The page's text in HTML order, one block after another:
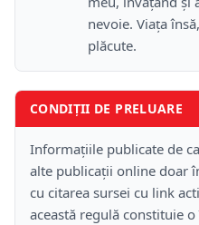
nevoie. Viața
plăcute.
CONDIȚII DE PRELUARE
Informațiile publicate de
alte publicații online doar
cu citarea sursei cu link
această regulă constituie